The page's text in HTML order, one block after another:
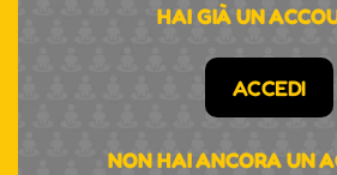
HAI GIÀ UN
ACCEDI
NON HAI ANCORA UN